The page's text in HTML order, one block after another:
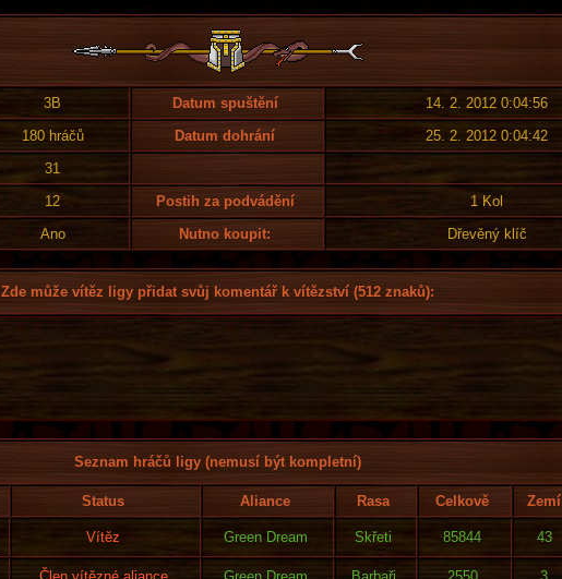
3B Datum spuštění
14. 2. 2012 0:04:56
180 hráčů Datum dohrání
25. 2. 2012 0:04:42
31
12 Postih za podvádění
1 Kol
Ano Nutno koupit: Dřevěný klíč
Zde může vítěz ligy přidat svůj komentář k vítězství (512 znaků):
Seznam hráčů ligy (nemusí být kompletní)
Status Aliance Rasa Celkově Zemí
Vítěz Green Dream Skřeti 85844 43